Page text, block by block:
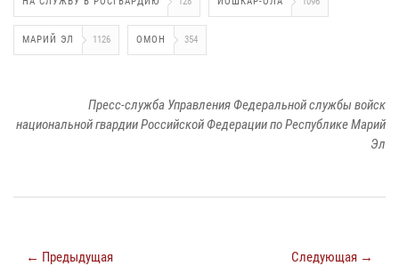
МАРИЙ ЭЛ 1126 ОМОН 354
Пресс-служба Управления Федеральной службы войск
национальной гвардии Российской Федерации по Республике Марий
Эл
← Предыдущая Следующая →